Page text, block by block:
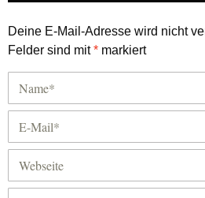
Deine E-Mail-Adresse wird nicht
Felder sind mit* markiert